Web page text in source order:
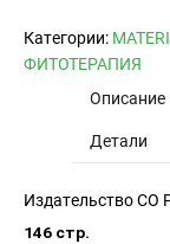
Категории:
ФИТОТЕРАПИЯ
Описание
Детали
Издательство СО
146 стр.